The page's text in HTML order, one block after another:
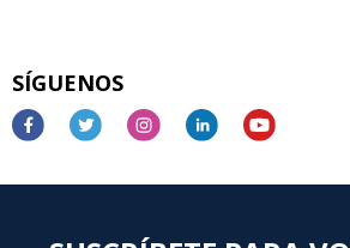
SÍGUENOS